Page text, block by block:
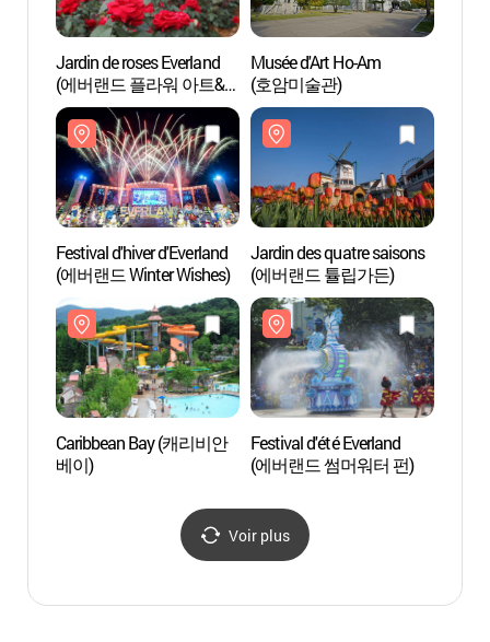
Jardin de roses Everland
(에버랜드 플라워 아트&
마켓)
Musée d'Art Ho-Am
(호암미술관)
Festival d'hiver d'Everland
(에버랜드 Winter Wishes)
Jardin des quatre saisons
(에버랜드 튤립가든)
Caribbean Bay (캐리비안
베이)
Festival d'été Everland
(에버랜드 썸머워터 펀)
Voir plus